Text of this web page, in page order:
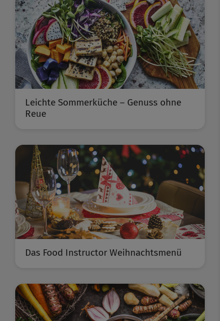
Leichte Sommerküche – Genuss ohne
Reue
Das Food Instructor Weihnachtsmenü